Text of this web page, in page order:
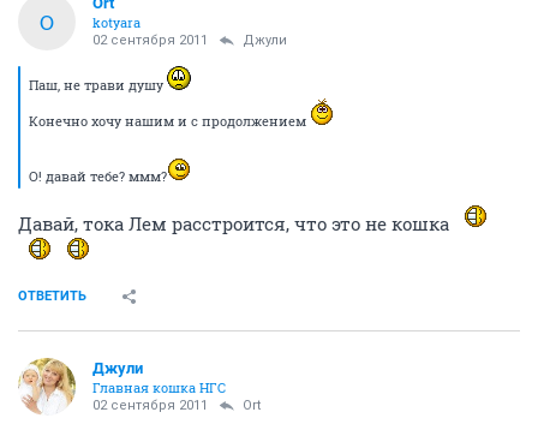
O
kotyara
02 сентября 2011 Джули
Паш, не трави душу
Конечно хочу нашим и с продолжением
О! давай тебе? ммм?
Давай, тока Лем расстроится, что это не кошка
ОТВЕТИТЬ
Джули
Главная кошка НГС
02 сентября 2011 Ort